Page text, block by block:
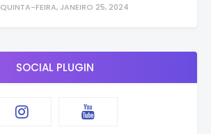
QUINTA-FEIRA, JANEIRO 25, 2024
SOCIAL PLUGIN